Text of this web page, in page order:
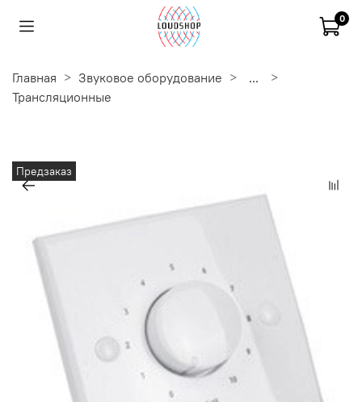
0
Главная Звуковое оборудование
...
Трансляционные
Предзаказ